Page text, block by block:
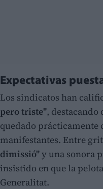
Expectativas
Los sindicatos han
pero triste", destacando
quedado prácticamente
manifestantes. Entre
dimissió"y una sonora
insistido en que la
Generalitat.